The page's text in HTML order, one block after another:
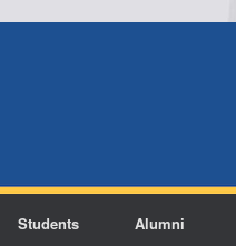
Students Alumni